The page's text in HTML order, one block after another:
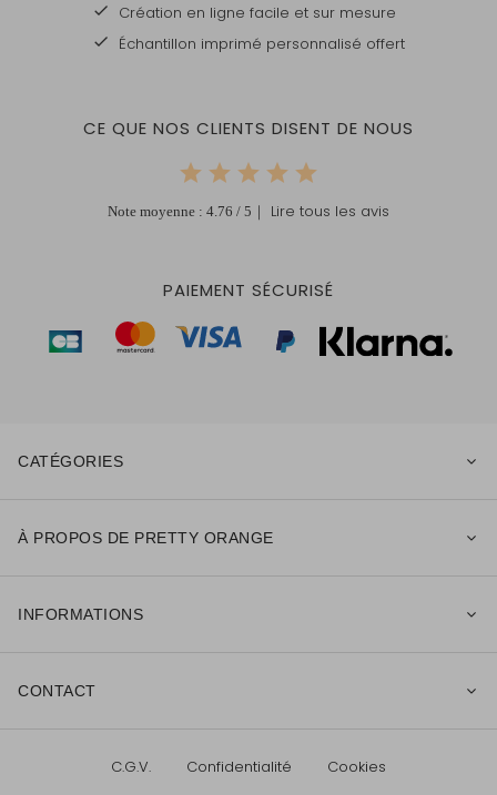
Création en ligne facile et sur mesure
Échantillon imprimé personnalisé offert
CE QUE NOS CLIENTS DISENT DE NOUS
Note moyenne : 4.76 / 5 ｜ Lire tous les avis
PAIEMENT SÉCURISÉ
CATÉGORIES
À PROPOS DE PRETTY ORANGE
INFORMATIONS
CONTACT
C.G.V. Confidentialité Cookies